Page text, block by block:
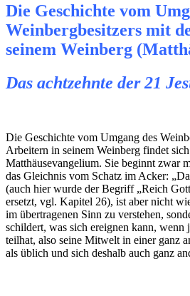
Die Geschichte vom
Weinbergbesitzers mit
seinem Weinberg
Das achtzehnte der 21
Die Geschichte vom Umgang des
Arbeitern in seinem Weinberg findet
Matthäusevangelium. Sie beginnt zwar
das Gleichnis vom Schatz im Acker:
(auch hier wurde der Begriff „Reich
ersetzt, vgl. Kapitel 26), ist aber nicht
im übertragenen Sinn zu verstehen,
schildert, was sich ereignen kann, wenn
teilhat, also seine Mitwelt in einer ganz
als üblich und sich deshalb auch ganz